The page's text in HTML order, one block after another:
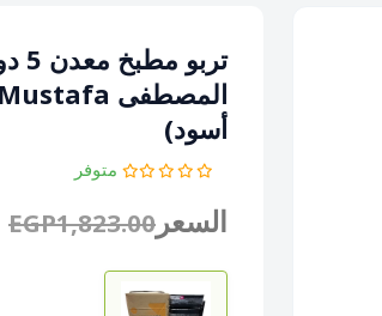
المصطفى Al-Mustafa صنع فى مصر
أسود)
متوفر
السعر EGP1,823.00